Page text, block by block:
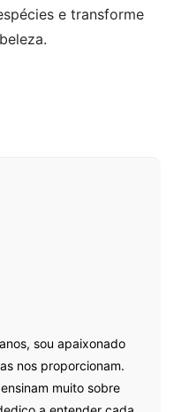
e transforme
sou apaixonado
nos proporcionam.
muito sobre